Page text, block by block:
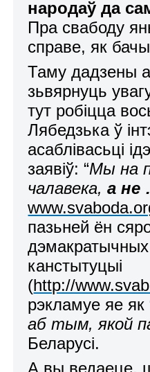
народаў да
Пра свабоду
справе, як
Таму дадзены
зьвярнуць
тут робіцца
Лябедзька ў
асаблівасьці
заявіў: “Мы на
чалавека,а не
пазьней ён
дэмакратычных
канстытуцыі
(http://
рэкламуе яе як
аб тым, якой
Беларусі.
А вы ведаеце,